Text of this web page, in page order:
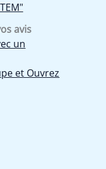
avis
un
et Ouvrez